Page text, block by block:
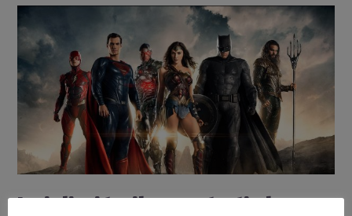
I migliori trailer mostrati al